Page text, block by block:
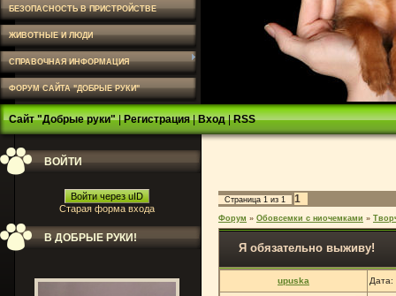
БЕЗОПАСНОСТЬ В ПРИСТРОЙСТВЕ
ЖИВОТНЫЕ И ЛЮДИ
СПРАВОЧНАЯ ИНФОРМАЦИЯ
ФОРУМ САЙТА "ДОБРЫЕ РУКИ"
Сайт "Добрые руки"|Регистрация|Вход|RSS
ВОЙТИ
Войти через uID
Старая форма входа
В ДОБРЫЕ РУКИ!
Страница 1 из 1 1
Форум » Обовсемки с ниочемками »
Я обязательно выживу!
upuska